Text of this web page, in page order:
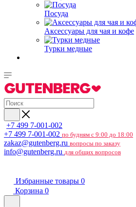
Посуда
Аксессуары для чая и кофе
Турки медные
+7 499 7-001-002
+7 499 7-001-002 по будням с 9:00 до 18:00
zakaz@gutenberg.ru вопросы по заказу
info@gutenberg.ru для общих вопросов
Избранные товары 0
Корзина 0